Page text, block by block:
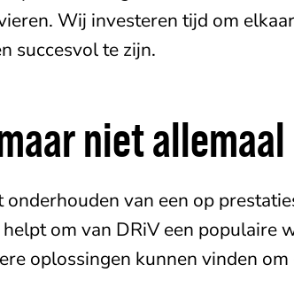
Wij investeren tijd om
succesvol te zijn.
niet
van een op
om van DRiV een populaire
oplossingen kunnen vinden